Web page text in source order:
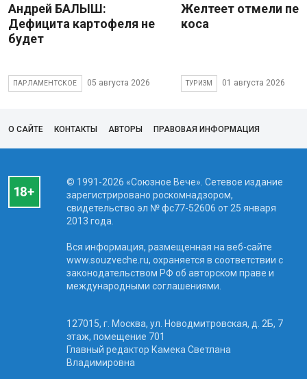
Андрей БАЛЫШ:
Дефицита картофеля не
будет
ПАРЛАМЕНТСКОЕ 05 августа 2026
Желтеет отмели
коса
ТУРИЗМ 01 августа 2026
О САЙТЕ КОНТАКТЫ АВТОРЫ ПРАВОВАЯ ИНФОРМАЦИЯ
© 1991-2026 «Союзное Вече». Сетевое издание
зарегистрировано роскомнадзором,
свидетельство эл № фc77-52606 от 25 января
2013 года.
Вся информация, размещенная на веб-сайте
www.souzveche.ru, охраняется в соответствии с
законодательством РФ об авторском праве и
международными соглашениями.
127015, г. Москва, ул. Новодмитровская, д. 2Б, 7
этаж, помещение 701
Главный редактор Камека Светлана
Владимировна